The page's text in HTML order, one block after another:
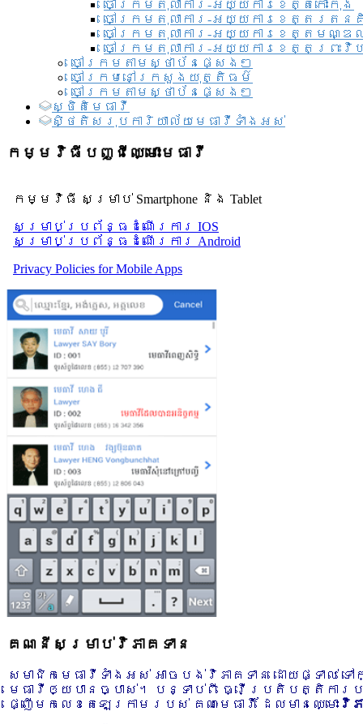
ចៅក្រមតុលាការ-អយ្យការខេត្តកោះកុង
ចៅក្រមតុលាការ-អយ្យការខេត្តរតន
ចៅក្រមតុលាការ-អយ្យការខេត្តមណ្
ចៅក្រមតុលាការ-អយ្យការខេត្តព្រះវិហ
ចៅក្រមតាមស្ថាប័នផ្សេងៗ
ចៅក្រមនៅក្រសួងយុត្តិធម៌
ចៅក្រមតាមស្ថាប័នផ្សេងៗ
ស្ថិតិមេធាវី
សិ្ថតិសរុបការិយាល័យមេធាវីទាំងអស់​
កម្មវិធីបញ្ជីឈ្មោះមេធាវី
កម្មវិធី សម្រាប់ Smartphone និង Tablet
សម្រាប់​ប្រព័ន្ធដំណើរការ IOS
សម្រាប់​ប្រព័ន្ធដំណើរការ Android
Privacy Policies for Mobile Apps
គណនីសម្រាប់វិភាគទាន
សមាជិកមេធាវីទាំងអស់ អាចបង់វិភាគទាន ដោយផ្ទាល់
មេធាវីឲ្យបានច្បាស់។ បន្ទាប់ពី ធ្វើប្រតិបត្តិកា
ផ្ញើមកលេខតេឡេក្រាមរបស់ គណៈមេធាវី ដែលមានឈ្មោះ វិភ